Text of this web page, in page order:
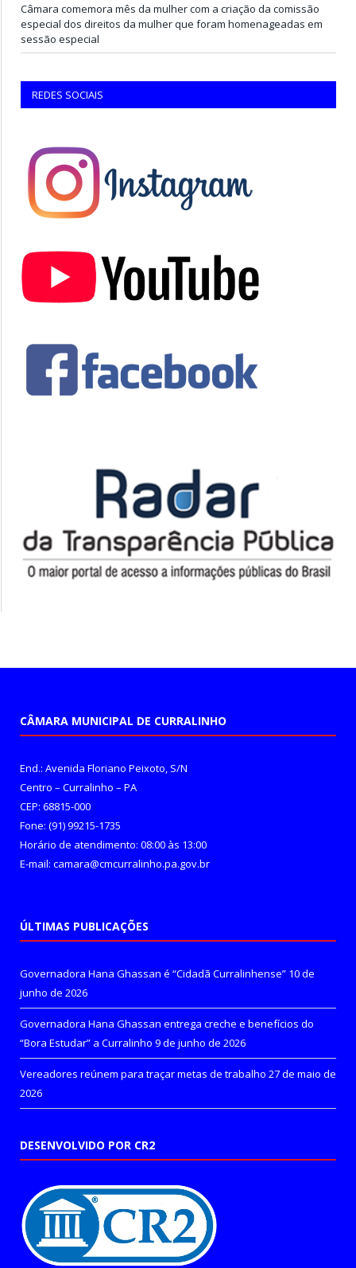
Câmara comemora mês da mulher com a criação da comissão
especial dos direitos da mulher que foram homenageadas em
sessão especial
REDES SOCIAIS
CÂMARA MUNICIPAL DE CURRALINHO
End.: Avenida Floriano Peixoto, S/N
Centro – Curralinho – PA
CEP: 68815-000
Fone: (91) 99215-1735
Horário de atendimento: 08:00 às 13:00
E-mail: camara@cmcurralinho.pa.gov.br
ÚLTIMAS PUBLICAÇÕES
Governadora Hana Ghassan é “Cidadã Curralinhense” 10 de
junho de 2026
Governadora Hana Ghassan entrega creche e benefícios do
“Bora Estudar” a Curralinho 9 de junho de 2026
Vereadores reúnem para traçar metas de trabalho 27 de maio de
2026
DESENVOLVIDO POR CR2